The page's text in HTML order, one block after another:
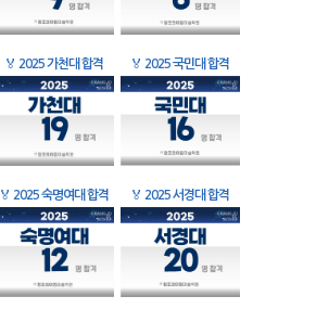
🏅 2025 가천대 합격 🏅 2025 국민대 합격
🏅 2025 숙명여대 합격 🏅 2025 서경대 합격